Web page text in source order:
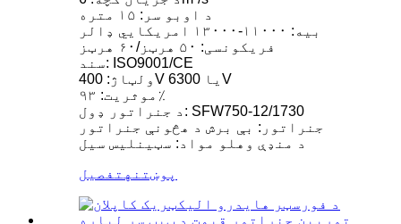
د اوبو سر: ۱۵ متره
بیه: ۱۱۰۰۰-۱۳۰۰۰ امریکایي ډالر
فریکونسی: ۵۰ هرټز/۶۰ هرټز
سند: ISO9001/CE
ولټاژ: 400V یا 6300V
موثریت: ۹۳٪
د جنراتور ډول: SFW750-12/1730
جنراتور: بې برش د هڅونې جنراتور
د منډې وهلو مواد: سټینلیس سیل
پوښتنه تفصیل